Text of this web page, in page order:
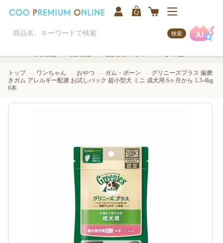
検索
トップ ワンちゃん おやつ ガム・ボーン
グリニーズプラス 歯磨
きガム アレルギー配慮 お試しパック 超小型犬 ミニ 成犬用 6ヶ月から 1.3-4kg
6本